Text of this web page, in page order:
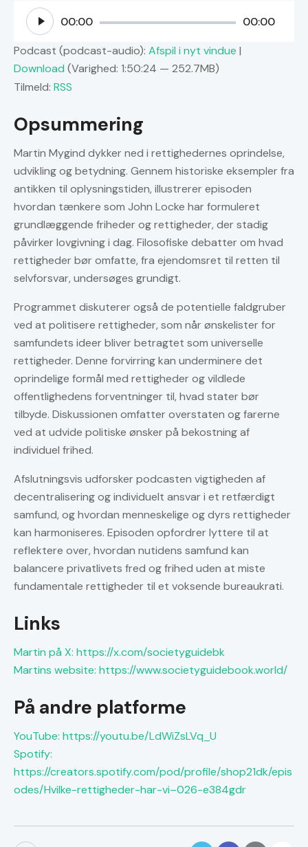
Lydafspiller
00:00
00:00
Podcast (podcast-audio): Afspil i nyt vindue |
Download (Varighed: 1:50:24 — 252.7MB)
Tilmeld: RSS
Opsummering
Martin Mygind dykker ned i rettighedernes oprindelse,
udvikling og betydning. Gennem historiske eksempler fra
antikken til oplysningstiden, illustrerer episoden
hvordan tænkere som John Locke har formuleret
grundlæggende friheder og rettigheder, der stadig
påvirker lovgivning i dag. Filosofiske debatter om hvad
rettigheder bør omfatte, fra ejendomsret til retten til
selvforsvar, undersøges grundigt.
Programmet diskuterer også de potentielle faldgruber
ved at politisere rettigheder, som når ønskelister for
samfundets ideer bliver betragtet som universelle
rettigheder. Denne forvirring kan underminere det
oprindelige formål med rettigheder og vildlede
offentlighedens forventninger til, hvad stater bør
tilbyde. Diskussionen omfatter overstaten og farerne
ved at udvide politiske ønsker på bekostning af
individuel frihed.
Afslutningsvis udforsker podcasten vigtigheden af
decentralisering og individuelt ansvar i et retfærdigt
samfund, og hvordan menneskelige og dyrs rettigheder
kan harmoniseres. Episoden opfordrer lyttere til at
reflektere over, hvordan nutidens samfund kan
balancere privatlivets fred og frihed uden at miste
fundamentale rettigheder til et voksende bureaukrati.
Links
Martin på X: https://x.com/societyguidebk
Martins website: https://www.societyguidebook.world/
På andre platforme
YouTube: https://youtu.be/LdWiZsLVq_U
Spotify:
https://creators.spotify.com/pod/profile/shop21dk/epis
odes/Hvilke-rettigheder-har-vi–026-e384gdr